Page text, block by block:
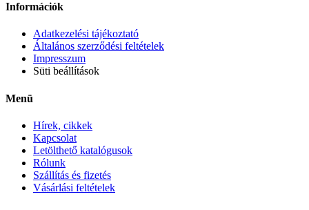
Információk
Adatkezelési tájékoztató
Általános szerződési feltételek
Impresszum
Süti beállítások
Menü
Hírek, cikkek
Kapcsolat
Letölthető katalógusok
Rólunk
Szállítás és fizetés
Vásárlási feltételek